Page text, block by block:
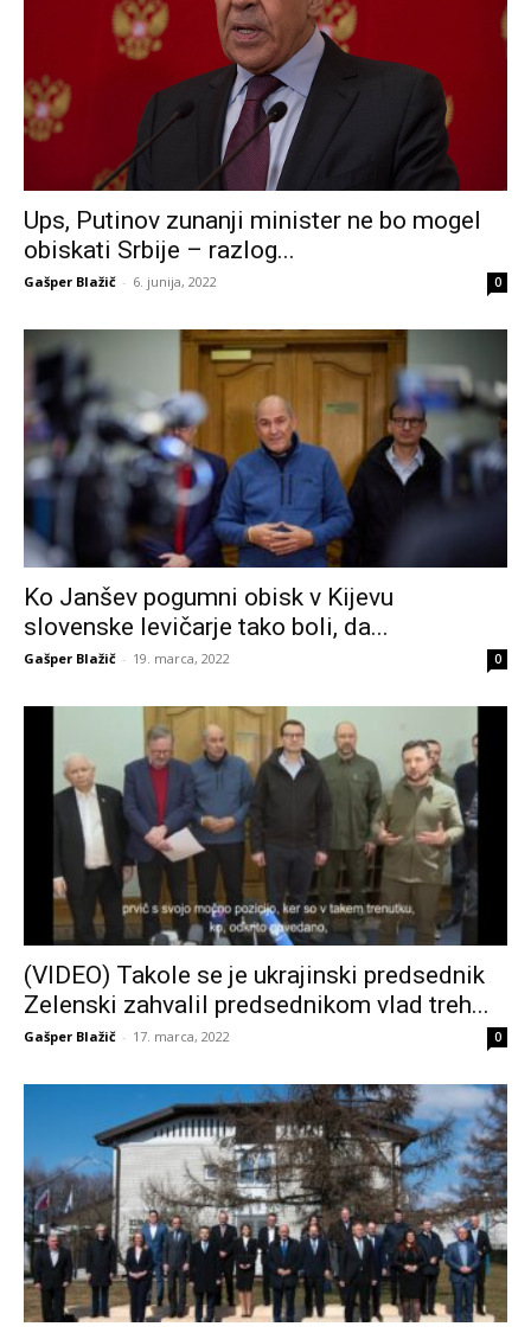
Ups, Putinov zunanji minister ne bo mogel
obiskati Srbije – razlog...
Gašper Blažič - 6. junija, 2022 0
Ko Janšev pogumni obisk v Kijevu
slovenske levičarje tako boli, da...
Gašper Blažič - 19. marca, 2022 0
(VIDEO) Takole se je ukrajinski predsednik
Zelenski zahvalil predsednikom vlad treh...
Gašper Blažič - 17. marca, 2022 0